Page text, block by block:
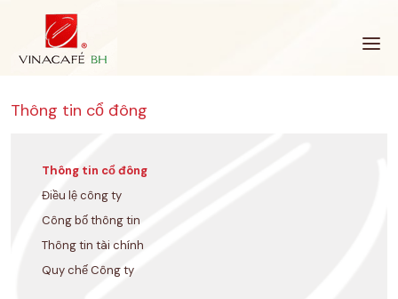
Thông tin cổ đông
Thông tin cổ đông
Điều lệ công ty
Công bố thông tin
Thông tin tài chính
Quy chế Công ty